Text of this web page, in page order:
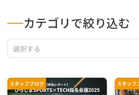
カテゴリで絞り込む
選択する
スタッフブログ スタッフ